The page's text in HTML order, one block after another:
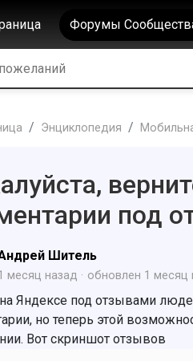
Форумы
Энциклопедия
под
Шитель
месяц назад обновлен 1 месяц
Яндексе под отзывами
но теперь этой
Вот скриншот отзывов